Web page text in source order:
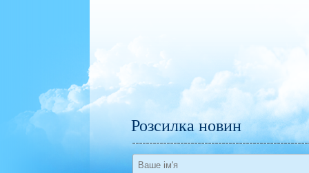
Розсилка новин